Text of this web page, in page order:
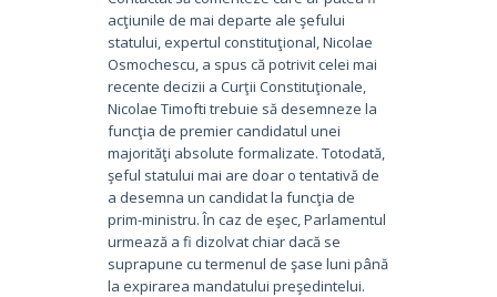
acţiunile de mai departe ale şefului
statului, expertul constituţional, Nicolae
Osmochescu, a spus că potrivit celei mai
recente decizii a Curţii Constituţionale,
Nicolae Timofti trebuie să desemneze la
funcţia de premier candidatul unei
majorităţi absolute formalizate. Totodată,
şeful statului mai are doar o tentativă de
a desemna un candidat la funcţia de
prim-ministru. În caz de eşec, Parlamentul
urmează a fi dizolvat chiar dacă se
suprapune cu termenul de şase luni până
la expirarea mandatului preşedintelui.